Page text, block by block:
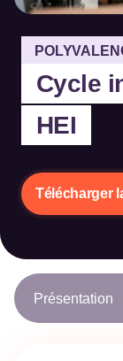
Cycle
HEI
Télécharger
Présentation